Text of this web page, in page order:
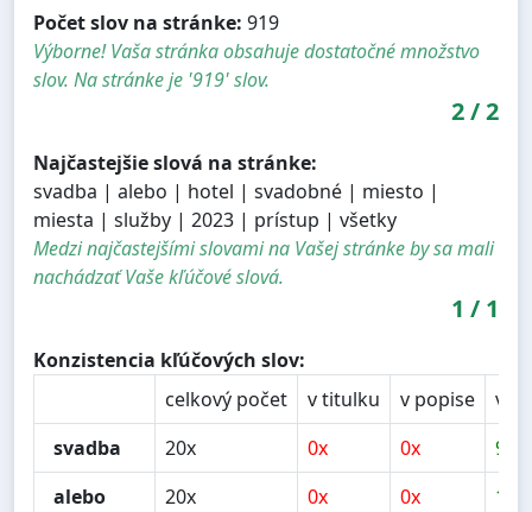
Počet slov na stránke: 919
Výborne! Vaša stránka obsahuje dostatočné množstvo
slov. Na stránke je '919' slov.
2/2
Najčastejšie slová na stránke:
svadba | alebo | hotel | svadobné | miesto |
miesta | služby | 2023 | prístup | všetky
Medzi najčastejšími slovami na Vašej stránke by sa mali
nachádzať Vaše kľúčové slová.
1 / 1
Konzistencia kľúčových slov:
celkový počet
v titulku v popise
v
svadba
20x 0x 0x
9x
alebo
20x 0x 0x
1x